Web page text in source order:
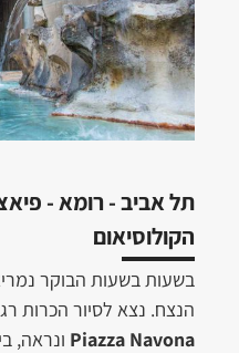
תל אביב - רומא -
הקולוסיאום
בשעות בשעות הבוקר
הנצח. נצא לסיור הכרות
Piazza Navonaונראה,